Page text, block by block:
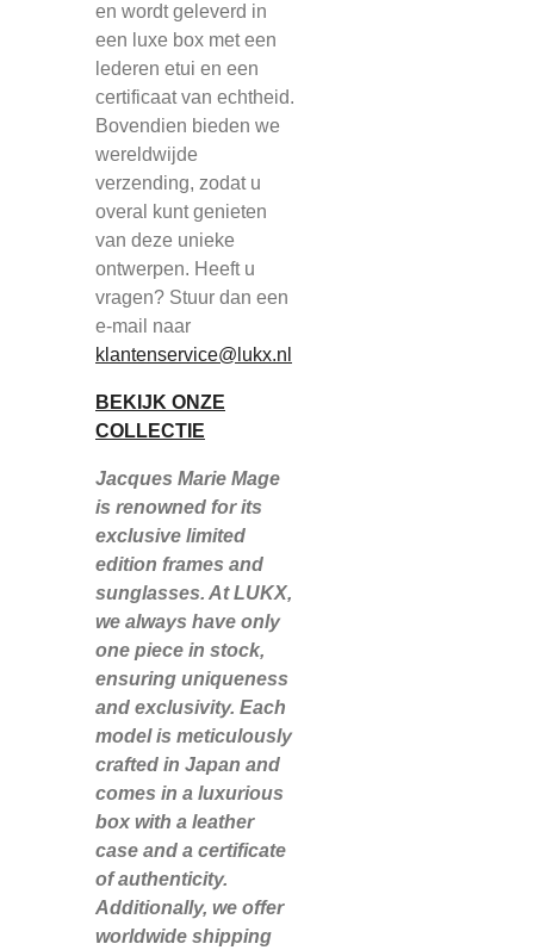
en wordt geleverd in
een luxe box met een
lederen etui en een
certificaat van echtheid.
Bovendien bieden we
wereldwijde
verzending, zodat u
overal kunt genieten
van deze unieke
ontwerpen. Heeft u
vragen? Stuur dan een
e-mail naar
klantenservice@lukx.nl
BEKIJK ONZE
COLLECTIE
Jacques Marie Mage
is renowned for its
exclusive limited
edition frames and
sunglasses. At LUKX,
we always have only
one piece in stock,
ensuring uniqueness
and exclusivity. Each
model is meticulously
crafted in Japan and
comes in a luxurious
box with a leather
case and a certificate
of authenticity.
Additionally, we offer
worldwide shipping